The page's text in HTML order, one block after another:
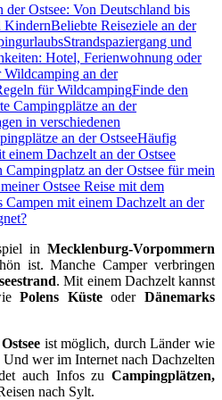
der Ostsee: Von Deutschland bis
KindernBeliebte Reiseziele an der
Strandspaziergang und
Hotel, Ferienwohnung oder
an der
für WildcampingFinde den
Campingplätze an der
in verschiedenen
an der OstseeHäufig
einem Dachzelt an der Ostsee
an der Ostsee für mein
Ostsee Reise mit dem
Campen mit einem Dachzelt an der
in Mecklenburg-Vorpommern
ist. Manche Camper verbringen
. Mit einem Dachzelt kannst
Polens Küsteoder Dänemarks
ist möglich, durch Länder wie
wer im Internet nach Dachzelten
auch Infos zu Campingplätzen,
nach Sylt.